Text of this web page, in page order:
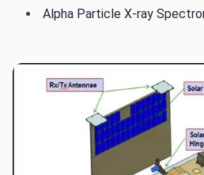
Alpha Particle X-ray